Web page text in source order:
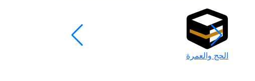
الحج والعمرة